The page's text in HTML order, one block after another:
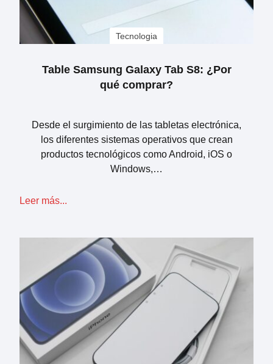
Tecnologia
Table Samsung Galaxy Tab S8: ¿Por
qué comprar?
Desde el surgimiento de las tabletas electrónica,
los diferentes sistemas operativos que crean
productos tecnológicos como Android, iOS o
Windows,…
Leer más...